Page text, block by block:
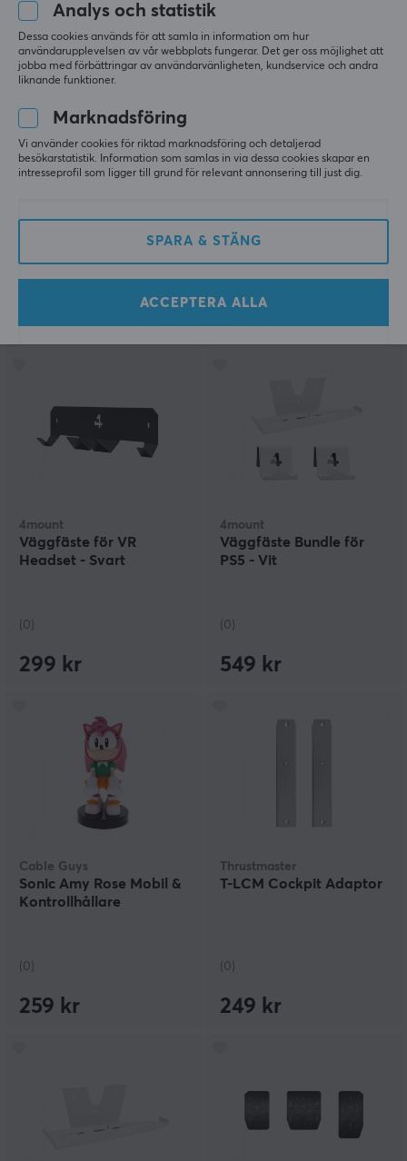
Playstation 5
369 kr (649 kr) 599 kr
4mount
Väggfäste för VR
Headset - Svart
(0)
299 kr
4mount
Väggfäste Bundle för
PS5 - Vit
(0)
549 kr
Cable Guys
Sonic Amy Rose Mobil &
Kontrollhållare
(0)
259 kr
Thrustmaster
T-LCM Cockpit Adaptor
(0)
249 kr
Analys och statistik
Dessa cookies används för att samla in information om hur
användarupplevelsen av vår webbplats fungerar. Det ger oss möjlighet att
jobba med förbättringar av användarvänligheten, kundservice och andra
liknande funktioner.
Marknadsföring
Vi använder cookies för riktad marknadsföring och detaljerad
besökarstatistik. Information som samlas in via dessa cookies skapar en
intresseprofil som ligger till grund för relevant annonsering till just dig.
SPARA & STÄNG
ACCEPTERA ALLA